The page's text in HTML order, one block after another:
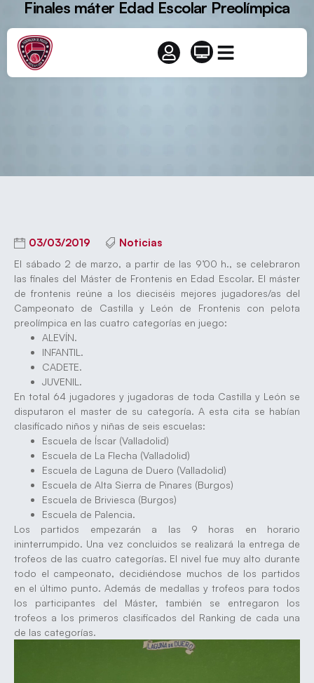
Finales máter Edad Escolar Preolímpica
03/03/2019 Noticias
El sábado 2 de marzo, a partir de las 9’00 h., se celebraron
las finales del Máster de Frontenis en Edad Escolar. El máster
de frontenis reúne a los dieciséis mejores jugadores/as del
Campeonato de Castilla y León de Frontenis con pelota
preolímpica en las cuatro categorías en juego:
ALEVÍN.
INFANTIL.
CADETE.
JUVENIL.
En total 64 jugadores y jugadoras de toda Castilla y León se
disputaron el master de su categoría. A esta cita se habían
clasificado niños y niñas de seis escuelas:
Escuela de Íscar (Valladolid)
Escuela de La Flecha (Valladolid)
Escuela de Laguna de Duero (Valladolid)
Escuela de Alta Sierra de Pinares (Burgos)
Escuela de Briviesca (Burgos)
Escuela de Palencia.
Los partidos empezarán a las 9 horas en horario
ininterrumpido. Una vez concluidos se realizará la entrega de
trofeos de las cuatro categorías. El nivel fue muy alto durante
todo el campeonato, decidiéndose muchos de los partidos
en el último punto. Además de medallas y trofeos para todos
los participantes del Máster, también se entregaron los
trofeos a los primeros clasificados del Ranking de cada una
de las categorías.